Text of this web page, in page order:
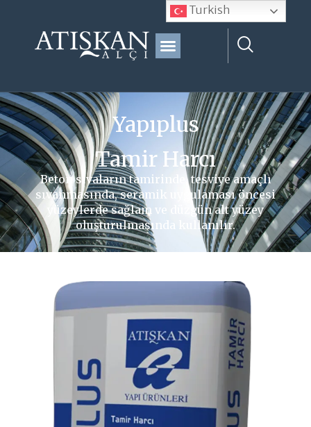
Yapıplus
Tamir Harcı
Beton sıvaların tamirinde, tesviye amaçlı
sıvanmasında, seramik uygulaması öncesi
yüzeylerde sağlam ve düzgün alt yüzey
oluşturulmasında kullanılır.
Turkish